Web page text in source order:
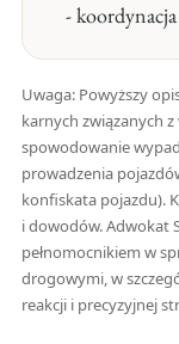
-
Uwaga: Powyższy
karnych związanych
spowodowanie
prowadzenia
konfiskata pojazdu).
i dowodów. Adwokat
pełnomocnikiem w
drogowymi, w
reakcji i precyzyjnej